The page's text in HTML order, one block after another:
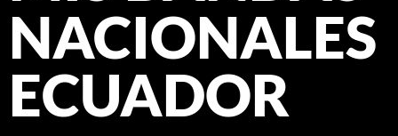
NACIONALES
ECUADOR